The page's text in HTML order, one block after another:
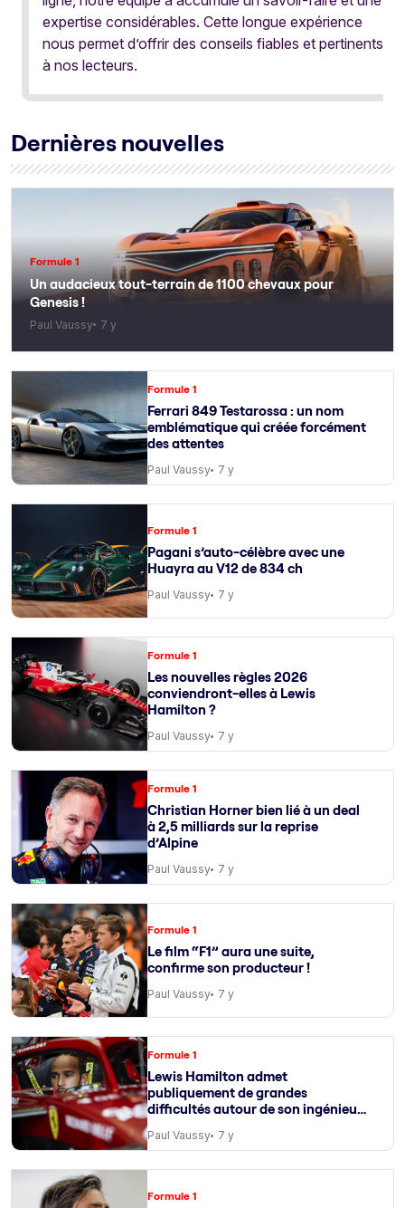
expertise considérables. Cette longue expérience
nous permet d’offrir des conseils fiables et pertinents
à nos lecteurs.
Dernières nouvelles
Formule 1
Un audacieux tout-terrain de 1100 chevaux pour
Genesis !
Paul Vaussy 7 y
Formule 1
Ferrari 849 Testarossa : un nom
emblématique qui créée forcément
des attentes
Paul Vaussy 7 y
Formule 1
Pagani s’auto-célèbre avec une
Huayra au V12 de 834 ch
Paul Vaussy 7 y
Formule 1
Les nouvelles règles 2026
conviendront-elles à Lewis
Hamilton ?
Paul Vaussy 7 y
Formule 1
Christian Horner bien lié à un deal
à 2,5 milliards sur la reprise
d’Alpine
Paul Vaussy 7 y
Formule 1
Le film “F1” aura une suite,
confirme son producteur !
Paul Vaussy 7 y
Formule 1
Lewis Hamilton admet
publiquement de grandes
difficultés autour de son ingénieur
Paul Vaussy 7 y
Formule 1